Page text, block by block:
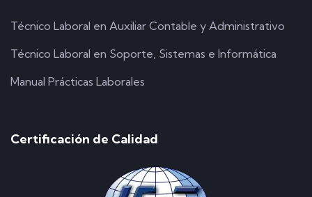
Técnico Laboral en Auxiliar Contable y Administrativo
Técnico Laboral en Soporte, Sistemas e Informática
Manual Prácticas Laborales
Certificación de Calidad